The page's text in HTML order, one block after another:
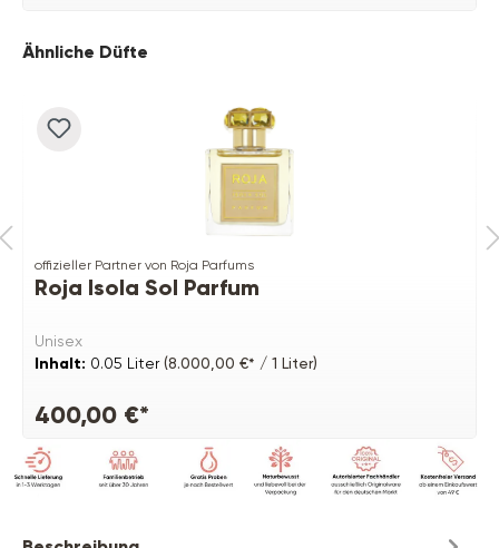
Produktgalerie überspringen
Ähnliche Düfte
offizieller Partner von Roja Parfums
Roja Isola Sol Parfum
Unisex
Inhalt: 0.05 Liter(8.000,00 €* / 1 Liter)
400,00 €*